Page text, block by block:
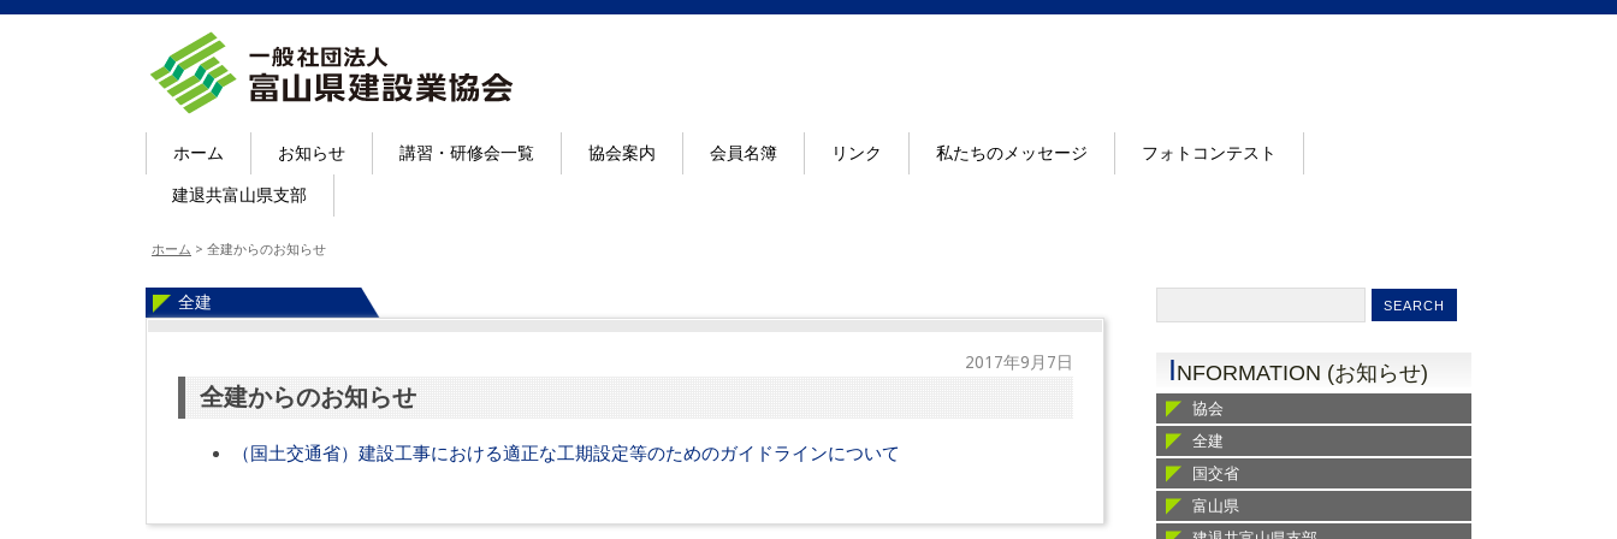
ホーム お知らせ 講習・研修会一覧 協会案内 会員名簿 リンク 私たちのメッセージ フォトコンテスト
建退共富山県支部
ホーム > 全建からのお知らせ
全建
2017年9月7日
全建からのお知らせ
（国土交通省）建設工事における適正な工期設定等のためのガイドラインについて
INFORMATION (お知らせ)
協会
全建
国交省
富山県